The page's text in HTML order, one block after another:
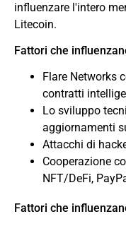
influenzare l'intero
Litecoin.
Fattori che
Flare Networks
contratti
Lo sviluppo
aggiornamenti
Attacchi di
Cooperazione
NFT/DeFi,
Fattori che